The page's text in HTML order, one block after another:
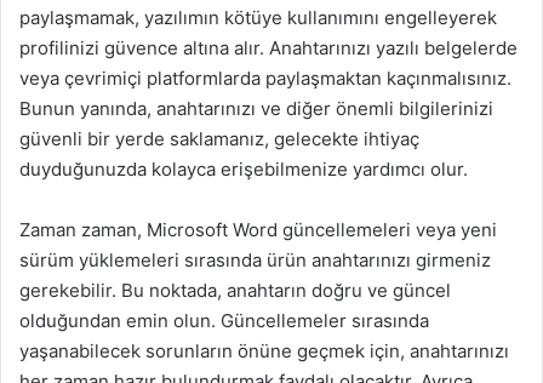
paylaşmamak, yazılımın kötüye kullanımını engelleyerek
profilinizi güvence altına alır. Anahtarınızı yazılı belgelerde
veya çevrimiçi platformlarda paylaşmaktan kaçınmalısınız.
Bunun yanında, anahtarınızı ve diğer önemli bilgilerinizi
güvenli bir yerde saklamanız, gelecekte ihtiyaç
duyduğunuzda kolayca erişebilmenize yardımcı olur.
Zaman zaman, Microsoft Word güncellemeleri veya yeni
sürüm yüklemeleri sırasında ürün anahtarınızı girmeniz
gerekebilir. Bu noktada, anahtarın doğru ve güncel
olduğundan emin olun. Güncellemeler sırasında
yaşanabilecek sorunların önüne geçmek için, anahtarınızı